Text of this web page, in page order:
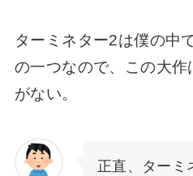
ターミネター2は僕の中
の一つなので、この大
がない。
正直、ターミ